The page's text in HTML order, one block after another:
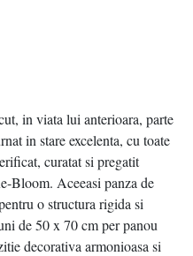
in viata lui anterioara, parte
in stare excelenta, cu toate
curatat si pregatit
Bloom. Aceeasi panza de
o structura rigida si
de 50 x 70 cm per panou
decorativa armonioasa si